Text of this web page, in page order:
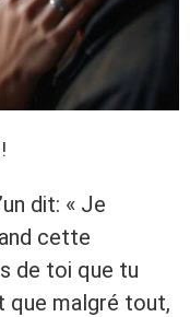
dit: « Je
cette
de toi que tu
que malgré tout,